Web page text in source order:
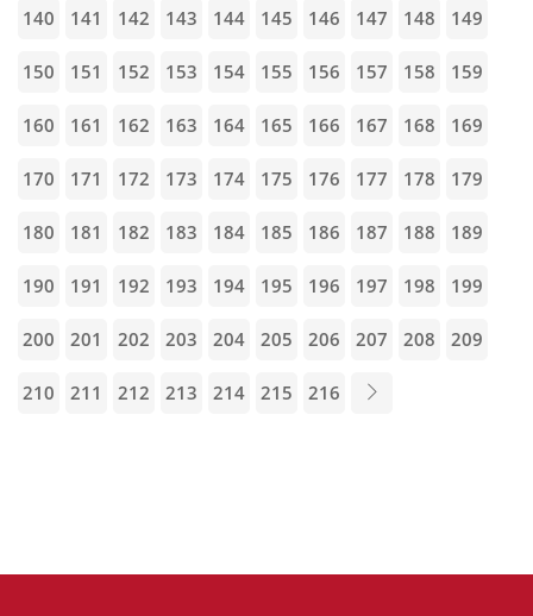
140 141 142 143 144 145 146 147 148 149
150 151 152 153 154 155 156 157 158 159
160 161 162 163 164 165 166 167 168 169
170 171 172 173 174 175 176 177 178 179
180 181 182 183 184 185 186 187 188 189
190 191 192 193 194 195 196 197 198 199
200 201 202 203 204 205 206 207 208 209
210 211 212 213 214 215 216